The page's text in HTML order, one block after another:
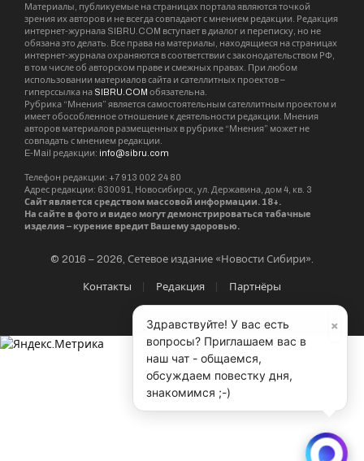
Материалы, публикуемые на страницах портала являются точкой
зрения их авторов и не всегда совпадают с мнением редакции. Редакция
интернет-журнала SIBRU.COM вступает в диалог и переписку, но не
обязана это делать. Все права на материалы, находящиеся на страницах
интернет-журнала охраняются в соответствии с законодательством РФ,
в том числе об авторском праве и смежных правах. При любом
использовании материалов сайта и сателлитных проектов –
гиперссылка на SIBRU.COM обязательна.
Рубрика “Мнения” является самостоятельным сателлитным проектом и
имеет обособленное отношение к деятельности редакции. Мнения
авторов материалов размещенных в рубрике “Мнения” может не
совпадать с мнением редакции.
E-Mail редакции: info@sibru.com
Телефон редакции: +7 913 002 24 80
Адрес редакции: 630091, Новосибирск, ул. Державина, дом 4, кв. 3
Сайт является средством массовой информации. 18+.
На сайте в фото и видео могут демонстрироваться табачные
изделия – курение вредит Вашему здоровью.
© 2016 – 2026, Сетевое издание «Новости Сибири».
Контакты Редакция Партнёры
×
Здравствуйте! У вас есть
вопросы? Приглашаем вас в
наш чат - общаемся,
обсуждаем повестку дня,
знакомимся ;-)